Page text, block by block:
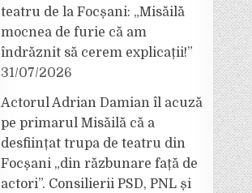
teatru de la Focșani: „Misăilă
mocnea de furie că am
îndrăznit să cerem explicații!”
31/07/2026
Actorul Adrian Damian îl acuză
pe primarul Misăilă că a
desființat trupa de teatru din
Focșani „din răzbunare față de
actori”. Consilierii PSD, PNL și